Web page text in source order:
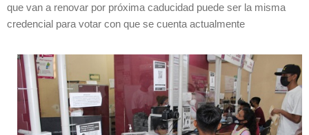
que van a renovar por próxima caducidad puede ser la misma
credencial para votar con que se cuenta actualmente